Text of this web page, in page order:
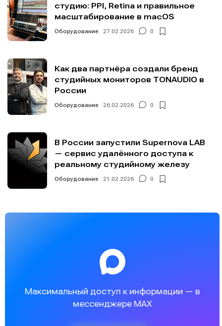
студию: PPI, Retina и правильное
масштабирование в macOS
Оборудование 27.02.2026 0
Как два партнёра создали бренд
студийных мониторов TONAUDIO в
России
Оборудование 26.02.2026 0
В России запустили Supernova LAB
— сервис удалённого доступа к
реальному студийному железу
Оборудование 21.02.2026 0
Максимальный доступ к информации — в
мессенджере MAX